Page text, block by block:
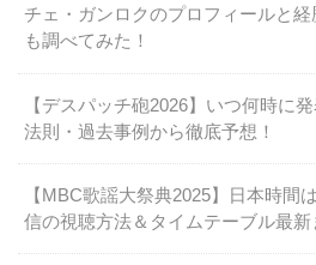
チェ・ガンロクのプロフィールと
も調べてみた！
【デスパッチ砲2026】いつ何時に
法則・過去事例から徹底予想！
【MBC歌謡大祭典2025】日本時間
信の視聴方法＆タイムテーブル最新